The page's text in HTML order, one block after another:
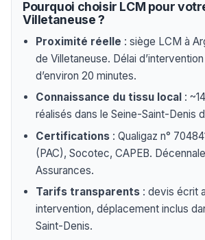
Pourquoi choisir LCM pour
Villetaneuse ?
Proximité réelle : siège LCM à
de Villetaneuse. Délai
d’environ 20 minutes.
Connaissance du tissu local :
réalisés dans le Seine-Saint-Denis
Certifications : Qualigaz n°
(PAC), Socotec, CAPEB.
Assurances.
Tarifs transparents : devis écrit
intervention, déplacement inclus
Saint-Denis.